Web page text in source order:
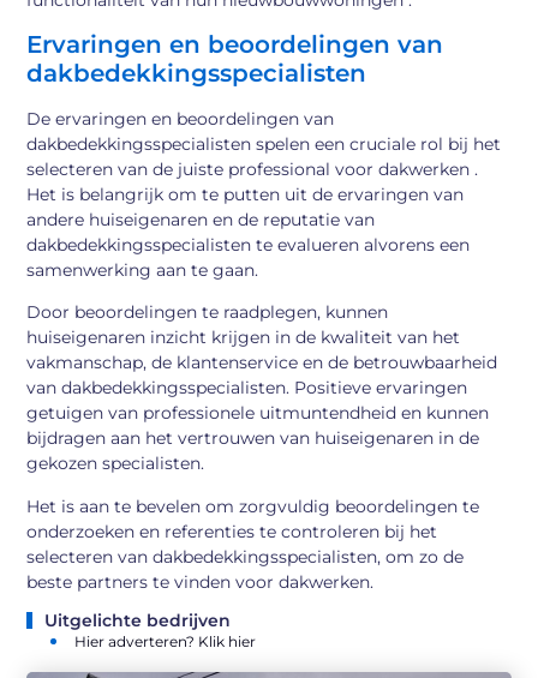
Ervaringen en beoordelingen van
dakbedekkingsspecialisten
De ervaringen en beoordelingen van
dakbedekkingsspecialisten spelen een cruciale rol bij het
selecteren van de juiste professional voor dakwerken .
Het is belangrijk om te putten uit de ervaringen van
andere huiseigenaren en de reputatie van
dakbedekkingsspecialisten te evalueren alvorens een
samenwerking aan te gaan.
Door beoordelingen te raadplegen, kunnen
huiseigenaren inzicht krijgen in de kwaliteit van het
vakmanschap, de klantenservice en de betrouwbaarheid
van dakbedekkingsspecialisten. Positieve ervaringen
getuigen van professionele uitmuntendheid en kunnen
bijdragen aan het vertrouwen van huiseigenaren in de
gekozen specialisten.
Het is aan te bevelen om zorgvuldig beoordelingen te
onderzoeken en referenties te controleren bij het
selecteren van dakbedekkingsspecialisten, om zo de
beste partners te vinden voor dakwerken.
Uitgelichte bedrijven
Hier adverteren? Klik hier